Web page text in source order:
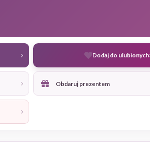
Dodaj do ulubionych
Obdaruj prezentem